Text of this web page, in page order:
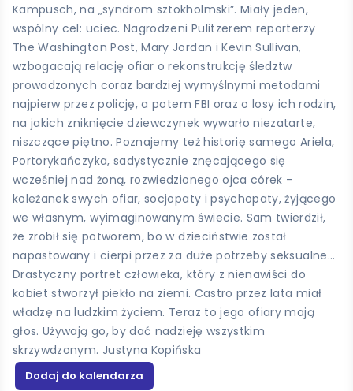
Kampusch, na „syndrom sztokholmski”. Miały jeden,
wspólny cel: uciec. Nagrodzeni Pulitzerem reporterzy
The Washington Post, Mary Jordan i Kevin Sullivan,
wzbogacają relację ofiar o rekonstrukcję śledztw
prowadzonych coraz bardziej wymyślnymi metodami
najpierw przez policję, a potem FBI oraz o losy ich rodzin,
na jakich zniknięcie dziewczynek wywarło niezatarte,
niszczące piętno. Poznajemy też historię samego Ariela,
Portorykańczyka, sadystycznie znęcającego się
wcześniej nad żoną, rozwiedzionego ojca córek –
koleżanek swych ofiar, socjopaty i psychopaty, żyjącego
we własnym, wyimaginowanym świecie. Sam twierdził,
że zrobił się potworem, bo w dzieciństwie został
napastowany i cierpi przez za duże potrzeby seksualne…
Drastyczny portret człowieka, który z nienawiści do
kobiet stworzył piekło na ziemi. Castro przez lata miał
władzę na ludzkim życiem. Teraz to jego ofiary mają
głos. Używają go, by dać nadzieję wszystkim
skrzywdzonym. Justyna Kopińska